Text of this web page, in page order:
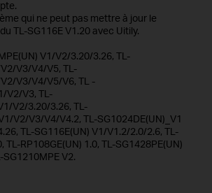
qui ne peut pas mettre à jour le
TL-SG116E V1.20 avec Uitily.
V1/V2/3.20/3.26, TL-
V3/V4/V5, TL-
V3/V4/V5/V6, TL -
V2/V3, TL-
V2/3.20/3.26, TL-
V2/V3/V4/V4.2, TL-SG1024DE(UN)_V1
TL-SG116E(UN) V1/V1.2/2.0/2.6, TL-
TL-RP108GE(UN) 1.0, TL-SG1428PE(UN)
V2.